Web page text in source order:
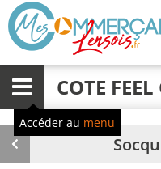
Menu COTE
Accéder au menu
Produit